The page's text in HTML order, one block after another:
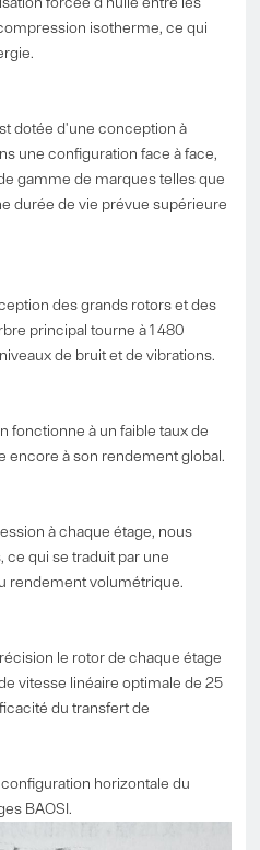
isotherme, ce qui
dotée d'une conception à
une configuration face à face,
gamme de marques telles que
durée de vie prévue supérieure
des grands rotors et des
principal tourne à 1 480
de bruit et de vibrations.
fonctionne à un faible taux de
encore à son rendement global.
à chaque étage, nous
qui se traduit par une
rendement volumétrique.
le rotor de chaque étage
vitesse linéaire optimale de 25
du transfert de
horizontale du
BAOSI.